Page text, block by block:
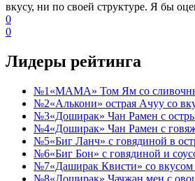
вкусу, ни по своей структуре. Я бы
0
0
Лидеры рейтинга
№1 «МАМА» Том Ям со
№2«Алькони» острая Ачуу со
№3«Доширак» Чан Рамен с
№4«Доширак» Чан Рамен с
№5«Биг Ланч» с говядиной в
№6«Биг Бон» с говядиной и
№7«Даширак Квисти» со
№8«Доширак» Чачжан мен с